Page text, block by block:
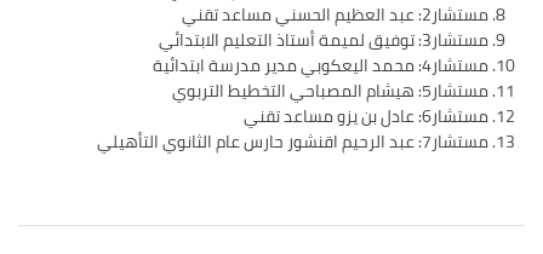
مستشار2: عبد العظيم الحسني مساعد تقني
مستشار3: توفيق لميمة أستاذ التعليم الابتدائي
مستشار4: محمد اليعكوبي مدير مدرسة ابتدائية
مستشار5: هيشام المصباحي التخطيط التربوي
مستشار6: عادل بن يزو مساعد تقني
مستشار7: عبد الرحيم اقنشور حارس عام الثانوي التأهيلي